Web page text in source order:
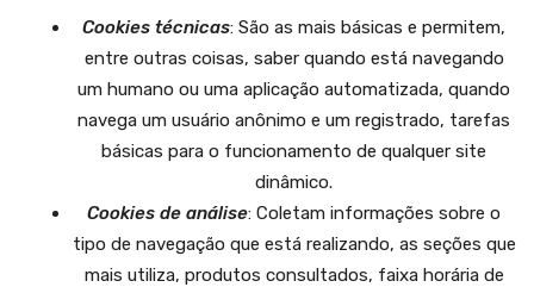
Cookies técnicas: São as mais básicas e permitem,
entre outras coisas, saber quando está navegando
um humano ou uma aplicação automatizada, quando
navega um usuário anônimo e um registrado, tarefas
básicas para o funcionamento de qualquer site
dinâmico.
Cookies de análise: Coletam informações sobre o
tipo de navegação que está realizando, as seções que
mais utiliza, produtos consultados, faixa horária de